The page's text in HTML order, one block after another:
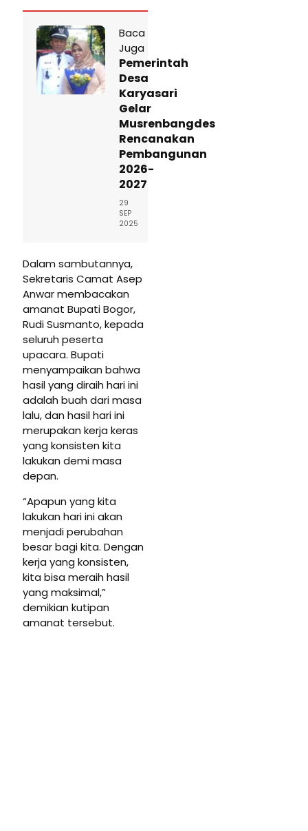
Baca
Juga
Pemerintah
Desa
Karyasari
Gelar
Musrenbangdes
Rencanakan
Pembangunan
2026-
2027
29
SEP
2025
Dalam sambutannya,
Sekretaris Camat Asep
Anwar membacakan
amanat Bupati Bogor,
Rudi Susmanto, kepada
seluruh peserta
upacara. Bupati
menyampaikan bahwa
hasil yang diraih hari ini
adalah buah dari masa
lalu, dan hasil hari ini
merupakan kerja keras
yang konsisten kita
lakukan demi masa
depan.
“Apapun yang kita
lakukan hari ini akan
menjadi perubahan
besar bagi kita. Dengan
kerja yang konsisten,
kita bisa meraih hasil
yang maksimal,”
demikian kutipan
amanat tersebut.